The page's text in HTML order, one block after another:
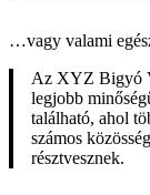
…vagy valami
Az XYZ Bigyó
legjobb
található, ahol
számos
résztvesznek.